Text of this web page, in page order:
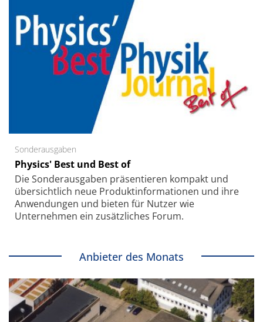
Sonderausgaben
Physics' Best und Best of
Die Sonder­ausgaben präsentieren kompakt und
übersichtlich neue Produkt­informationen und ihre
Anwendungen und bieten für Nutzer wie
Unternehmen ein zusätzliches Forum.
Anbieter des Monats